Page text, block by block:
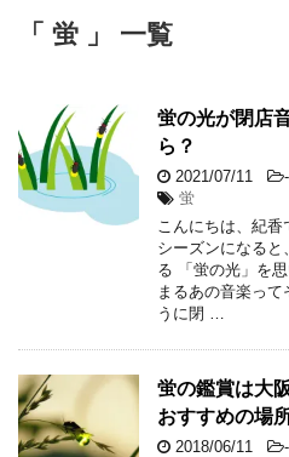
「 蛍 」 一覧
蛍の光が閉店
ら？
2021/07/11 -
蛍
こんにちは、紀
シーズンになると
る 「蛍の光」を
まるあの音楽っ
うに閉 …
蛍の鑑賞は大
おすすめの場
2018/06/11 -